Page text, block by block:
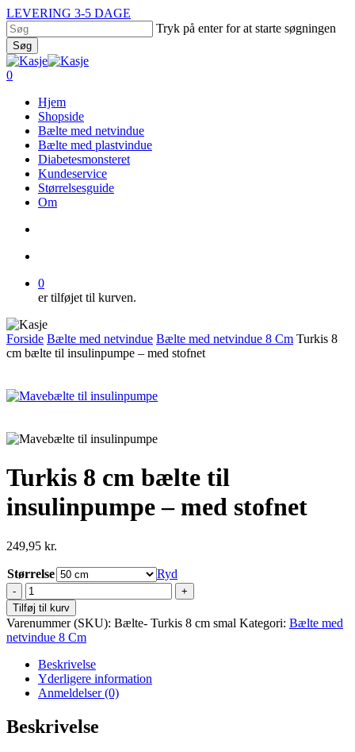
Skip
to
main
content
LEVERING 3-5 DAGE
Tryk på enter for at starte søgningen
Søg
Close
Search
search
account
0
Hjem
Shopside
Bælte med netvindue
Bælte med plastvindue
Diabetesmonsteret
Kundeservice
Størrelsesguide
Om
0
er tilføjet til kurven.
Forside Bælte med netvindue Bælte med netvindue 8 Cm Turkis 8
cm bælte til insulinpumpe – med stofnet
Turkis 8 cm bælte til
insulinpumpe – med stofnet
249,95 kr.
Størrelse
Ryd
Turkis
8
cm
bælte
til
insulinpumpe
-
med
stofnet
antal
Tilføj til kurv
Varenummer (SKU): Bælte- Turkis 8 cm smal Kategori: Bælte med
netvindue 8 Cm
Beskrivelse
Yderligere information
Anmeldelser (0)
Beskrivelse